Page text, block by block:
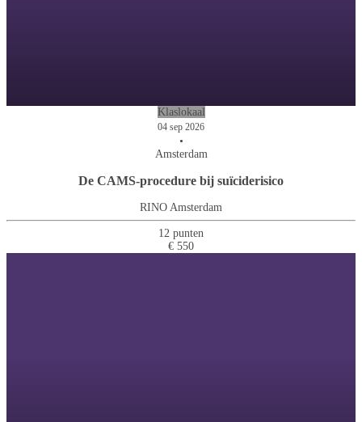
Klaslokaal
04 sep 2026
•
Amsterdam
De CAMS-procedure bij suïciderisico
RINO Amsterdam
12 punten
€ 550